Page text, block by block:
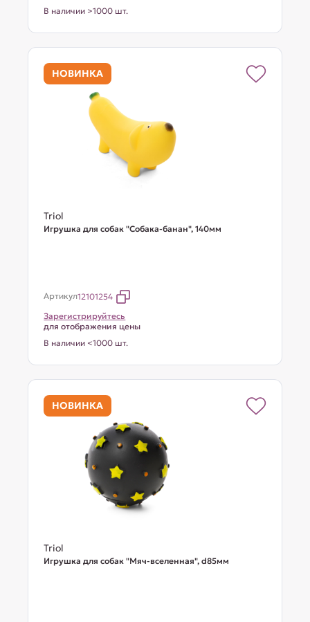
В наличии >1000 шт.
НОВИНКА
Triol
Игрушка для собак "Собака-банан", 140мм
Артикул12101254
Зарегистрируйтесь
для отображения цены
В наличии <1000 шт.
НОВИНКА
Triol
Игрушка для собак "Мяч-вселенная", d85мм